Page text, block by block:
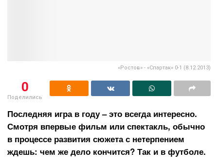
«Ростов» - «Спартак» 0-1 (8.12.2013)
0
Поделились
Последняя игра в году – это всегда интересно.
Смотря впервые фильм или спектакль, обычно
в процессе развития сюжета с нетерпением
ждешь: чем же дело кончится? Так и в футболе.